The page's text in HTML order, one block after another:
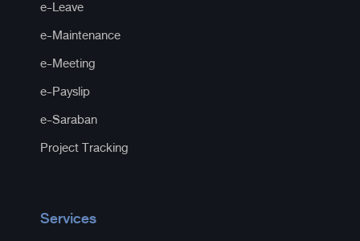
e-Leave
e-Maintenance
e-Meeting
e-Payslip
e-Saraban
Project Tracking
Services